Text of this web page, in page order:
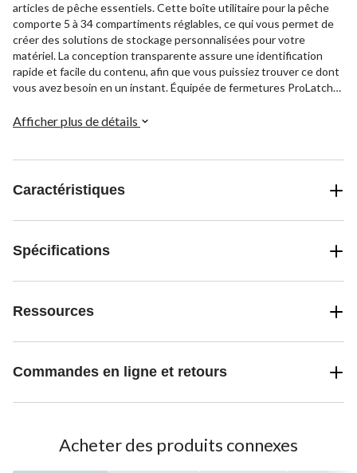
articles de pêche essentiels. Cette boîte utilitaire pour la pêche
comporte 5 à 34 compartiments réglables, ce qui vous permet de
créer des solutions de stockage personnalisées pour votre
matériel. La conception transparente assure une identification
rapide et facile du contenu, afin que vous puissiez trouver ce dont
vous avez besoin en un instant. Équipée de fermetures ProLatch
garder vos articles en sécurité.
Afficher plus de détails
Caractéristiques
Spécifications
Ressources
Commandes en ligne et retours
Acheter des produits connexes